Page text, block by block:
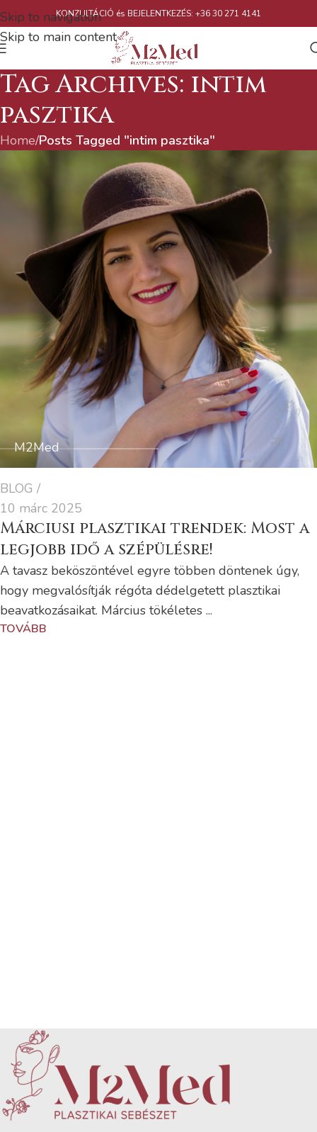
Skip to navigation
Skip to main content
KONZULTÁCIÓ és BEJELENTKEZÉS: +36 30 271 4141
Tag Archives: intim
pasztika
Home/Posts Tagged "intim pasztika"
M2Med
BLOG
10 márc 2025
Márciusi plasztikai trendek: Most a
legjobb idő a szépülésre!
A tavasz beköszöntével egyre többen döntenek úgy,
hogy megvalósítják régóta dédelgetett plasztikai
beavatkozásaikat. Március tökéletes ...
TOVÁBB